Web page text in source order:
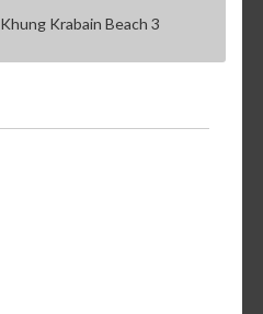
Khung Krabain Beach 3